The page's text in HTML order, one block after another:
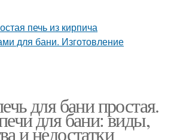
для бани простая.
для бани: виды,
и недостатки